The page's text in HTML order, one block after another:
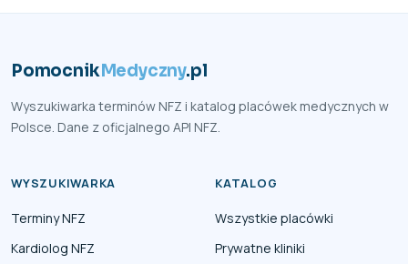
PomocnikMedyczny.pl
Wyszukiwarka terminów NFZ i katalog placówek medycznych w
Polsce. Dane z oficjalnego API NFZ.
WYSZUKIWARKA
Terminy NFZ
Kardiolog NFZ
KATALOG
Wszystkie placówki
Prywatne kliniki